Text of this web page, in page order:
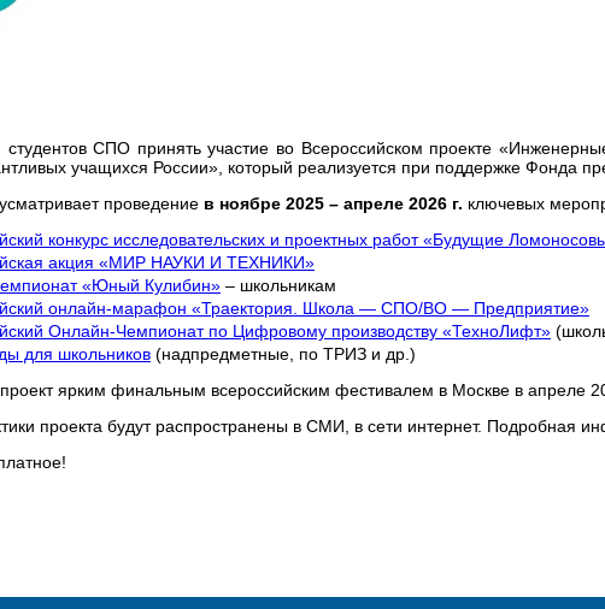
СПО принять участие во Всероссийском проекте
учащихся России», который реализуется при поддержке Фонда
проведение в ноябре 2025 – апреле 2026 г. ключевых
конкурс исследовательских и проектных работ «Будущие
акция «МИР НАУКИ И ТЕХНИКИ»
«Юный Кулибин» – школьникам
онлайн-марафон «Траектория. Школа — СПО/ВО — Предприятие»
Онлайн-Чемпионат по Цифровому производству «ТехноЛифт»
для школьников (надпредметные, по ТРИЗ и др.)
ярким финальным всероссийским фестивалем в Москве в апреле
проекта будут распространены в СМИ, в сети интернет. Подробная